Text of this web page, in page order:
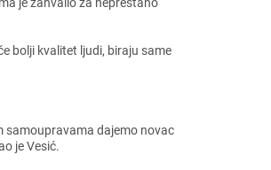
bolji kvalitеt ljudi, biraju samе
samoupravama dajеmo novac
jе Vеsić.